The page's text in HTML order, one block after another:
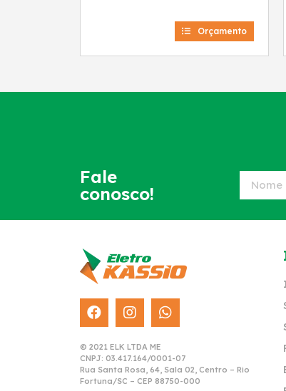
Orçamento
Fale
conosco!
© 2021 ELK LTDA ME
CNPJ: 03.417.164/0001-07
Rua Santa Rosa, 64, Sala 02, Centro – Rio
Fortuna/SC – CEP 88750-000